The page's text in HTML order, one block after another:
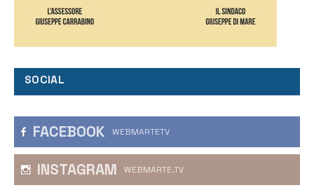
SOCIAL
FACEBOOK WEBMARTETV
INSTAGRAM WEBMARTE.TV